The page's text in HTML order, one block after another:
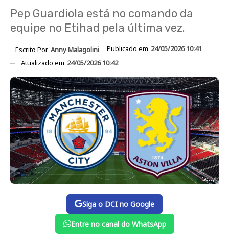
Pep Guardiola está no comando da
equipe no Etihad pela última vez.
Escrito Por Anny Malagolini Publicado em 24/05/2026 10:41
Atualizado em 24/05/2026 10:42
Getty
Siga o DCI no Google
Entre no canal do WhatsApp